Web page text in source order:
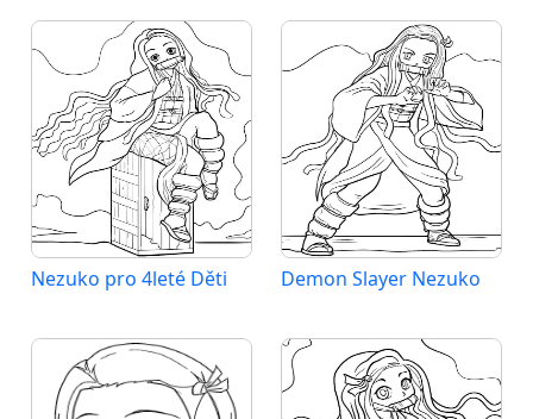
Nezuko pro 4leté Děti Demon Slayer Nezuko